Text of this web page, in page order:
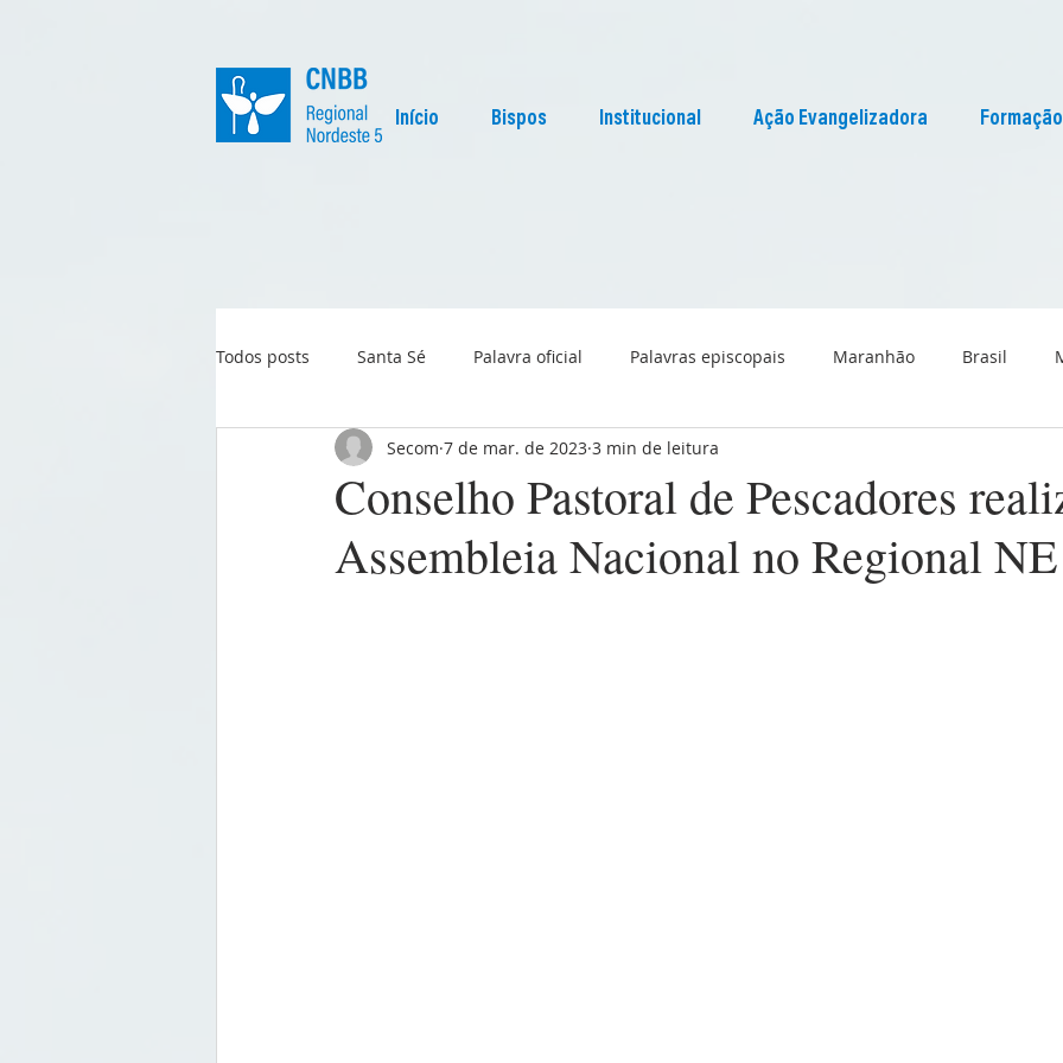
Início Bispos Institucional Ação Evangelizadora Formação
Todos posts Santa Sé Palavra oficial Palavras episcopais Maranhão Brasil
Igreja no Mundo Liturgia Pascom Maranhão
Conselho Pastoral de Pescadores
Assembleia Nacional no Regional
Secom 7 de mar. de 2023 3 min de leitura